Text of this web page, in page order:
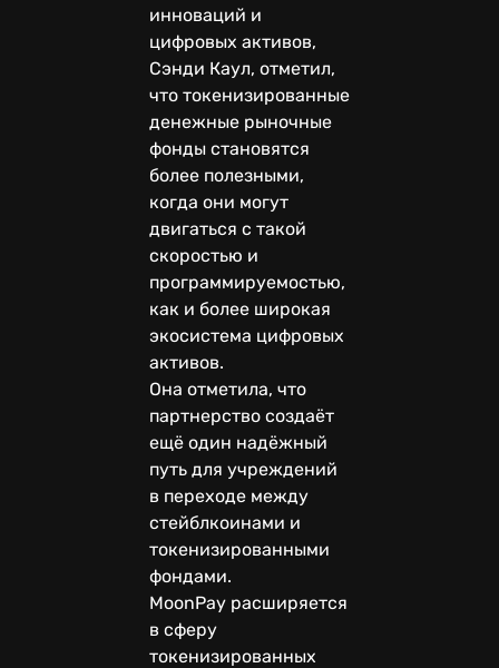
инноваций и
цифровых активов,
Сэнди Каул, отметил,
что токенизированные
денежные рыночные
фонды становятся
более полезными,
когда они могут
двигаться с такой
скоростью и
программируемостью,
как и более широкая
экосистема цифровых
активов.
Она отметила, что
партнерство создаёт
ещё один надёжный
путь для учреждений
в переходе между
стейблкоинами и
токенизированными
фондами.
MoonPay расширяется
в сферу
токенизированных